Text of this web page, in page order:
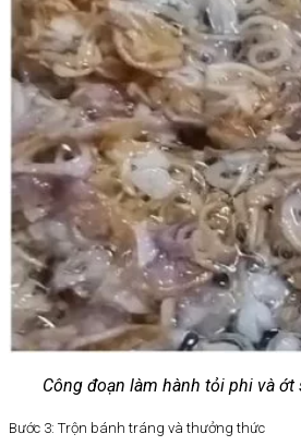
Công đoạn làm hành tỏi phi và ớt
Bước 3: Trộn bánh tráng và thưởng thức